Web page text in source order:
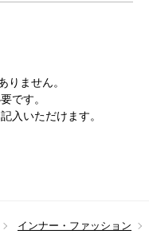
りません。
です。
入いただけます。
インナー・ファッション